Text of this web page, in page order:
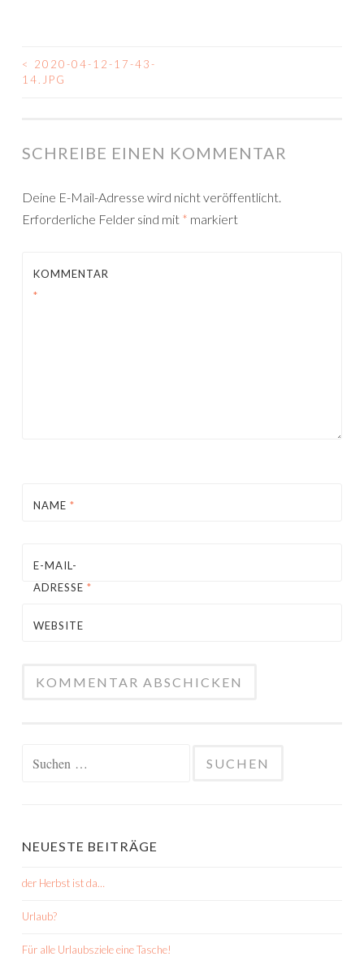
BEITRAGSNAVIGATION
<
2020-04-12-17-43-
14.JPG
SCHREIBE EINEN KOMMENTAR
Deine E-Mail-Adresse wird nicht veröffentlicht.
Erforderliche Felder sind mit * markiert
KOMMENTAR
*
NAME *
E-MAIL-
ADRESSE *
WEBSITE
NEUESTE BEITRÄGE
der Herbst ist da…
Urlaub?
Für alle Urlaubsziele eine Tasche!